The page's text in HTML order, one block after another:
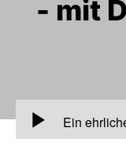
- mit
00:00
Ein